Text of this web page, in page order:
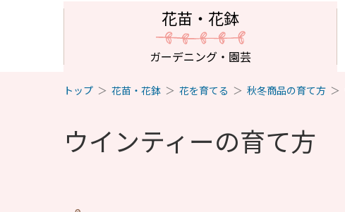
花苗・花鉢
ガーデニング・園芸
トップ 花苗・花鉢 花を育てる 秋冬商品の育て方
ウインティーの育て方